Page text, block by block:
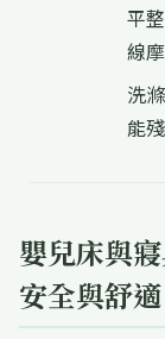
平
線
洗
能
嬰兒床與
安全與舒適